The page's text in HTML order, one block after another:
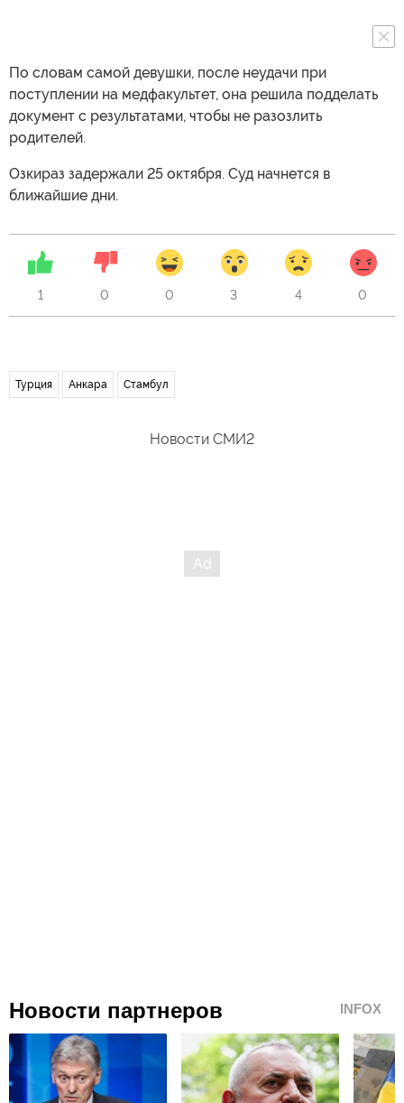
По словам самой девушки, после неудачи при
поступлении на медфакультет, она решила подделать
документ с результатами, чтобы не разозлить
родителей.
Озкираз задержали 25 октября. Суд начнется в
ближайшие дни.
1 0 0 3 4 0
Турция Анкара Стамбул
Новости СМИ2
Новости партнеров INFOX